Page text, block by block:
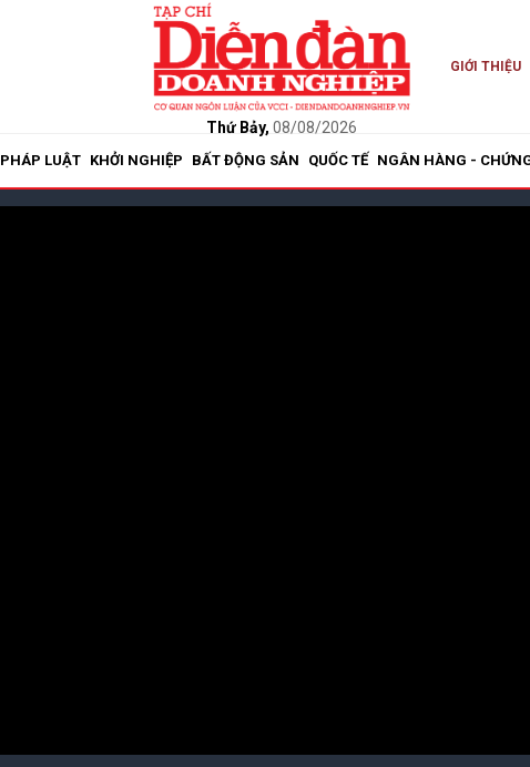
Thứ Bảy, 08/08/2026
GIỚI THIỆU
PHÁP LUẬT KHỞI NGHIỆP BẤT ĐỘNG SẢN QUỐC TẾ NGÂN HÀNG -